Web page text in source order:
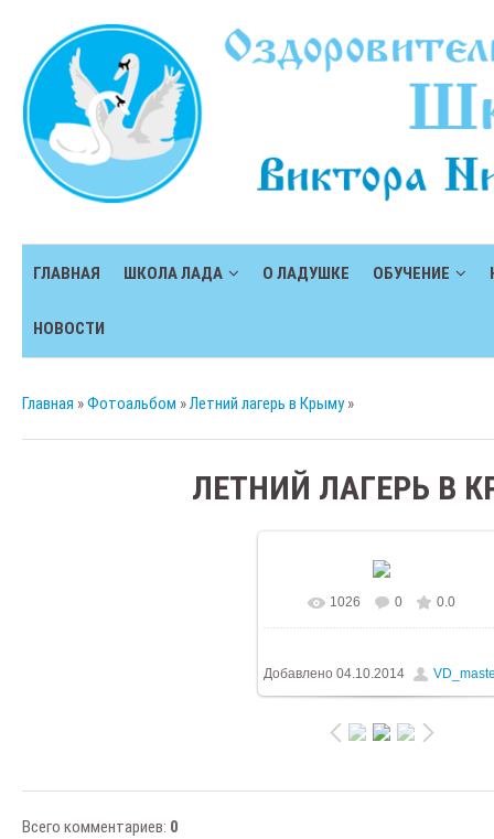
ГЛАВНАЯ ШКОЛА ЛАДА О ЛАДУШКЕ ОБУЧЕНИЕ
НОВОСТИ
Главная »Фотоальбом »Летний лагерь в Крыму»
ЛЕТНИЙ ЛАГЕРЬ В
В реальном размере
1026 0 0.0
Добавлено 04.10.2014
Всего комментариев: 0